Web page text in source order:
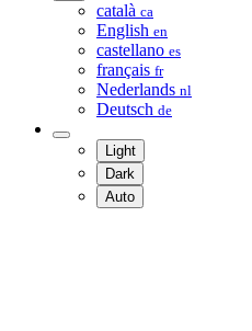
català ca
English en
castellano es
français fr
Nederlands nl
Deutsch de
Light
Dark
Auto